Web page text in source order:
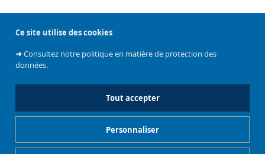
Ce site utilise des cookies
➜Consultez notre politique en matière de protection des
données.
Tout accepter
Personnaliser
Faculté de